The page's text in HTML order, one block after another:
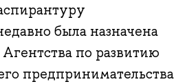
была назначена
по развитию
предпринимательства